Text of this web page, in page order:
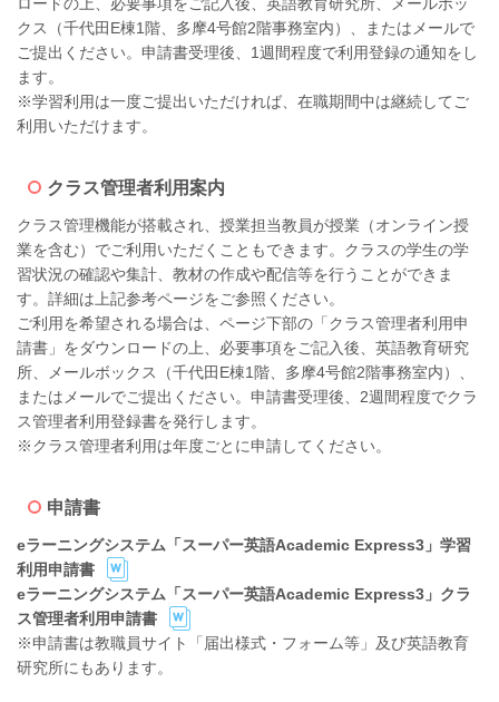
クス（千代田E棟1階、多摩4号館2階事務室内）、またはメールで
ご提出ください。申請書受理後、1週間程度で利用登録の通知をし
ます。
※学習利用は一度ご提出いただければ、在職期間中は継続してご
利用いただけます。
クラス管理者利用案内
クラス管理機能が搭載され、授業担当教員が授業（オンライン授
業を含む）でご利用いただくこともできます。クラスの学生の学
習状況の確認や集計、教材の作成や配信等を行うことができま
す。詳細は上記参考ページをご参照ください。
ご利用を希望される場合は、ページ下部の「クラス管理者利用申
請書」をダウンロードの上、必要事項をご記入後、英語教育研究
所、メールボックス（千代田E棟1階、多摩4号館2階事務室内）、
またはメールでご提出ください。申請書受理後、2週間程度でクラ
ス管理者利用登録書を発行します。
※クラス管理者利用は年度ごとに申請してください。
申請書
eラーニングシステム「スーパー英語Academic Express3」学習
利用申請書
eラーニングシステム「スーパー英語Academic Express3」クラ
ス管理者利用申請書
※申請書は教職員サイト「届出様式・フォーム等」及び英語教育
研究所にもあります。